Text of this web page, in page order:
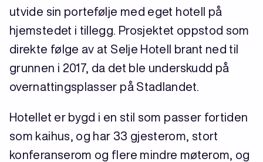
utvide sin portefølje med eget hotell på
hjemstedet i tillegg. Prosjektet oppstod som
direkte følge av at Selje Hotell brant ned til
grunnen i 2017, da det ble underskudd på
overnattingsplasser på Stadlandet.
Hotellet er bygd i en stil som passer fortiden
som kaihus, og har 33 gjesterom, stort
konferanserom og flere mindre møterom, og